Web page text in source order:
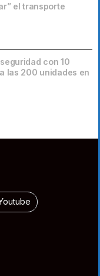
el transporte
con 10
las 200 unidades en